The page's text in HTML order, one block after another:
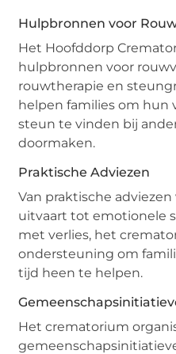
Hulpbronnen voor
Het Hoofddorp
hulpbronnen voor
rouwtherapie en
helpen families om hun
steun te vinden bij
doormaken.
Praktische Adviezen
Van praktische
uitvaart tot emotionele
met verlies, het
ondersteuning om
tijd heen te helpen.
Het crematorium